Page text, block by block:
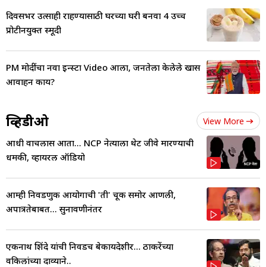
दिवसभर उत्साही राहण्यासाठी घरच्या घरी बनवा 4 उच्च
प्रोटीनयुक्त स्मूदी
PM मोदींचा नवा इन्स्टा Video आला, जनतेला केलेले खास
आवाहन काय?
व्हिडीओ View More
आधी वाचलास आता... NCP नेत्याला थेट जीवे मारण्याची
धमकी, व्हायरल ऑडियो
आम्ही निवडणुक आयोगाची 'ती' चूक समोर आणली,
अपात्रतेबाबत... सुनावणीनंतर
एकनाथ शिंदे यांची निवडच बेकायदेशीर... ठाकरेंच्या
वकिलांच्या दाव्याने..